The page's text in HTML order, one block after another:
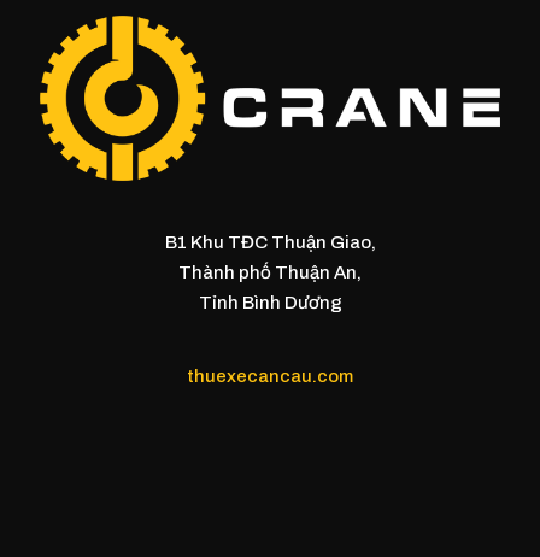
B1 Khu TĐC Thuận Giao,
Thành phố Thuận An,
Tỉnh Bình Dương
thuexecancau.com